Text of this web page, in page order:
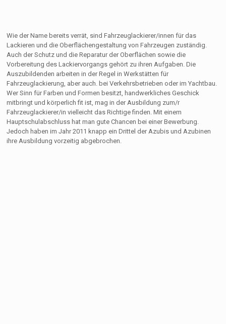
Wie der Name bereits verrät, sind Fahrzeuglackierer/innen für das
Lackieren und die Oberflächengestaltung von Fahrzeugen zuständig.
Auch der Schutz und die Reparatur der Oberflächen sowie die
Vorbereitung des Lackiervorgangs gehört zu ihren Aufgaben. Die
Auszubildenden arbeiten in der Regel in Werkstätten für
Fahrzeuglackierung, aber auch. bei Verkehrsbetrieben oder im Yachtbau.
Wer Sinn für Farben und Formen besitzt, handwerkliches Geschick
mitbringt und körperlich fit ist, mag in der Ausbildung zum/r
Fahrzeuglackierer/in vielleicht das Richtige finden. Mit einem
Hauptschulabschluss hat man gute Chancen bei einer Bewerbung.
Jedoch haben im Jahr 2011 knapp ein Drittel der Azubis und Azubinen
ihre Ausbildung vorzeitig abgebrochen.